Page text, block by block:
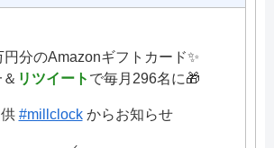
分のAmazonギフトカード✨
リツイート で毎月296名に🎁
#millclockからお知らせ